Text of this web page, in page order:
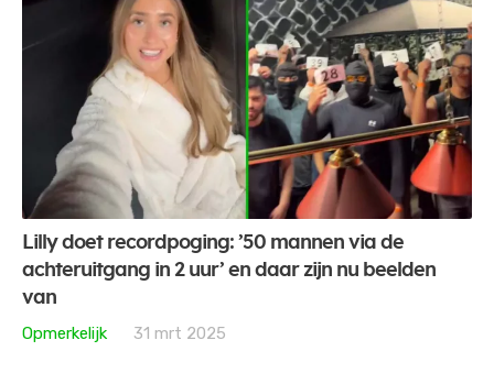
Lilly doet recordpoging: ’50 mannen via de
achteruitgang in 2 uur’ en daar zijn nu beelden
van
Opmerkelijk
31 mrt 2025